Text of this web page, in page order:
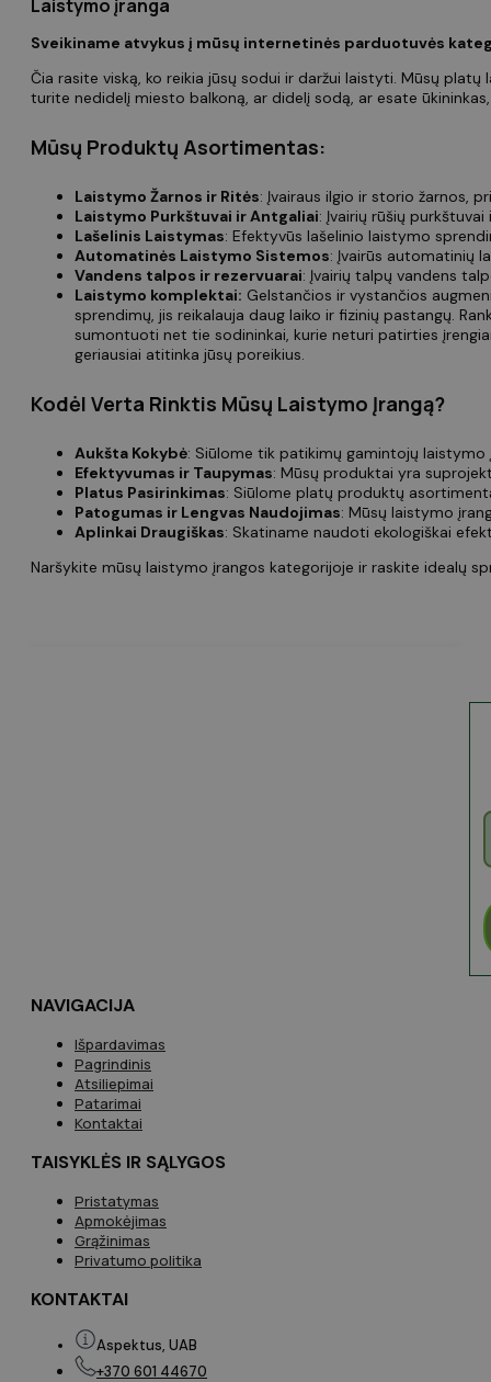
Laistymo įranga
Sveikiname atvykus į mūsų internetinės parduotuvės
Čia rasite viską, ko reikia jūsų sodui ir daržui laistyti. Mūsų
turite nedidelį miesto balkoną, ar didelį sodą, ar esate
Mūsų Produktų Asortimentas:
Laistymo Žarnos ir Ritės: Įvairaus ilgio ir storio žarnos,
Laistymo Purkštuvai ir Antgaliai: Įvairių rūšių
Lašelinis Laistymas: Efektyvūs lašelinio laistymo
Automatinės Laistymo Sistemos: Įvairūs automatinių
Vandens talpos ir rezervuarai: Įvairių talpų vandens
Laistymo komplektai: Gelstančios ir vystančios
sprendimų, jis reikalauja daug laiko ir fizinių pastangų.
sumontuoti net tie sodininkai, kurie neturi patirties
geriausiai atitinka jūsų poreikius.
Kodėl Verta Rinktis Mūsų Laistymo Įrangą?
Aukšta Kokybė: Siūlome tik patikimų gamintojų laistymo
Efektyvumas ir Taupymas: Mūsų produktai yra
Platus Pasirinkimas: Siūlome platų produktų
Patogumas ir Lengvas Naudojimas: Mūsų laistymo
Aplinkai Draugiškas: Skatiname naudoti ekologiškai
Naršykite mūsų laistymo įrangos kategorijoje ir raskite idealų
NAVIGACIJA
Išpardavimas
Pagrindinis
Atsiliepimai
Patarimai
Kontaktai
TAISYKLĖS IR SĄLYGOS
Pristatymas
Apmokėjimas
Grąžinimas
Privatumo politika
KONTAKTAI
Aspektus, UAB
+370 601 44670